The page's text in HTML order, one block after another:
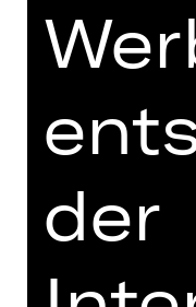
In deutscher
Übertiteln
Glücklich ist,
nicht zu
einfach wäre!
vergessen,
Jahren
Fledermaus“.
der